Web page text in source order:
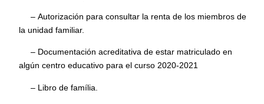
–Autorización para consultar la renta de los miembros de
la unidad familiar.
– Documentación acreditativa de estar matriculado en
algún centro educativo para el curso 2020-2021
– Libro de família.